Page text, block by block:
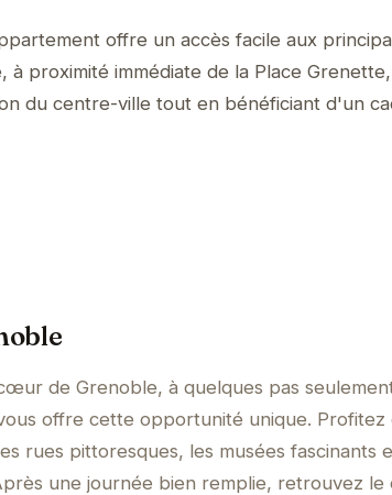
offre un accès facile aux
à proximité immédiate de la Place
du centre-ville tout en bénéficiant d'un
de Grenoble, à quelques pas
offre cette opportunité unique. Profitez
rues pittoresques, les musées fascinants
une journée bien remplie, retrouvez le